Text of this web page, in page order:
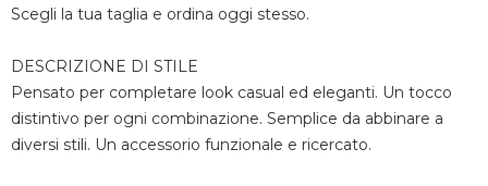
Scegli la tua taglia e ordina oggi stesso.
DESCRIZIONE DI STILE
Pensato per completare look casual ed eleganti. Un tocco
distintivo per ogni combinazione. Semplice da abbinare a
diversi stili. Un accessorio funzionale e ricercato.